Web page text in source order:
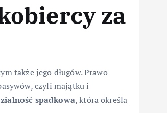
za
także jego długów. Prawo
czyli majątku i
spadkowa, która określa